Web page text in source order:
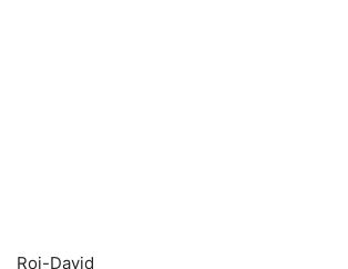
Roi-David